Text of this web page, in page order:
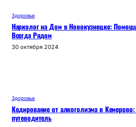
Здоровье
Нарколог на Дом в Новокузнецке:
Всегда Рядом
30 октября 2024
Здоровье
Кодирование от алкоголизма в
путеводитель